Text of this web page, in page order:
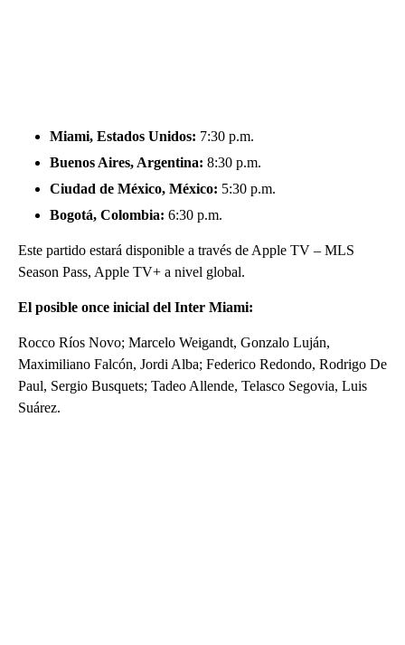
Miami, Estados Unidos: 7:30 p.m.
Buenos Aires, Argentina: 8:30 p.m.
Ciudad de México, México: 5:30 p.m.
Bogotá, Colombia: 6:30 p.m.
Este partido estará disponible a través de Apple TV – MLS
Season Pass, Apple TV+ a nivel global.
El posible once inicial del Inter Miami:
Rocco Ríos Novo; Marcelo Weigandt, Gonzalo Luján,
Maximiliano Falcón, Jordi Alba; Federico Redondo, Rodrigo De
Paul, Sergio Busquets; Tadeo Allende, Telasco Segovia, Luis
Suárez.